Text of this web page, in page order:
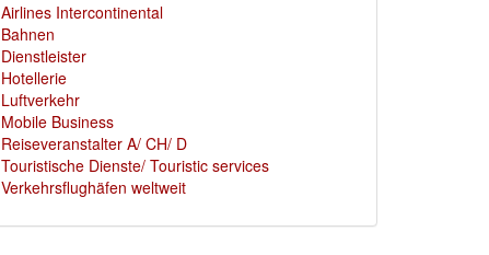
Airlines Intercontinental
Bahnen
Dienstleister
Hotellerie
Luftverkehr
Mobile Business
Reiseveranstalter A/ CH/ D
Touristische Dienste/ Touristic services
Verkehrsflughäfen weltweit